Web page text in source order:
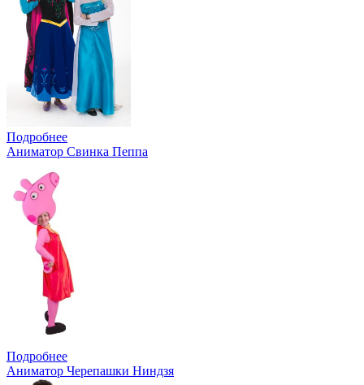
Подробнее
Аниматор Свинка Пеппа
Подробнее
Аниматор Черепашки Ниндзя